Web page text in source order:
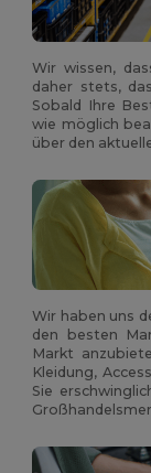
Wir wissen,
daher stets,
Sobald Ihre
wie möglich
über den
Wir haben uns
den besten
Markt
Kleidung,
Sie